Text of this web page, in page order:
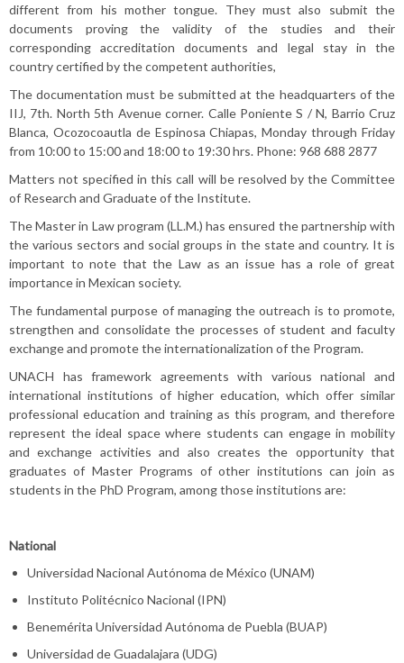
different from his mother tongue. They must also submit the
documents proving the validity of the studies and their
corresponding accreditation documents and legal stay in the
country certified by the competent authorities,
The documentation must be submitted at the headquarters of the
IIJ, 7th. North 5th Avenue corner. Calle Poniente S / N, Barrio Cruz
Blanca, Ocozocoautla de Espinosa Chiapas, Monday through Friday
from 10:00 to 15:00 and 18:00 to 19:30 hrs. Phone: 968 688 2877
Matters not specified in this call will be resolved by the Committee
of Research and Graduate of the Institute.
The Master in Law program (LL.M.) has ensured the partnership with
the various sectors and social groups in the state and country. It is
important to note that the Law as an issue has a role of great
importance in Mexican society.
The fundamental purpose of managing the outreach is to promote,
strengthen and consolidate the processes of student and faculty
exchange and promote the internationalization of the Program.
UNACH has framework agreements with various national and
international institutions of higher education, which offer similar
professional education and training as this program, and therefore
represent the ideal space where students can engage in mobility
and exchange activities and also creates the opportunity that
graduates of Master Programs of other institutions can join as
students in the PhD Program, among those institutions are:
National
Universidad Nacional Autónoma de México (UNAM)
Instituto Politécnico Nacional (IPN)
Benemérita Universidad Autónoma de Puebla (BUAP)
Universidad de Guadalajara (UDG)